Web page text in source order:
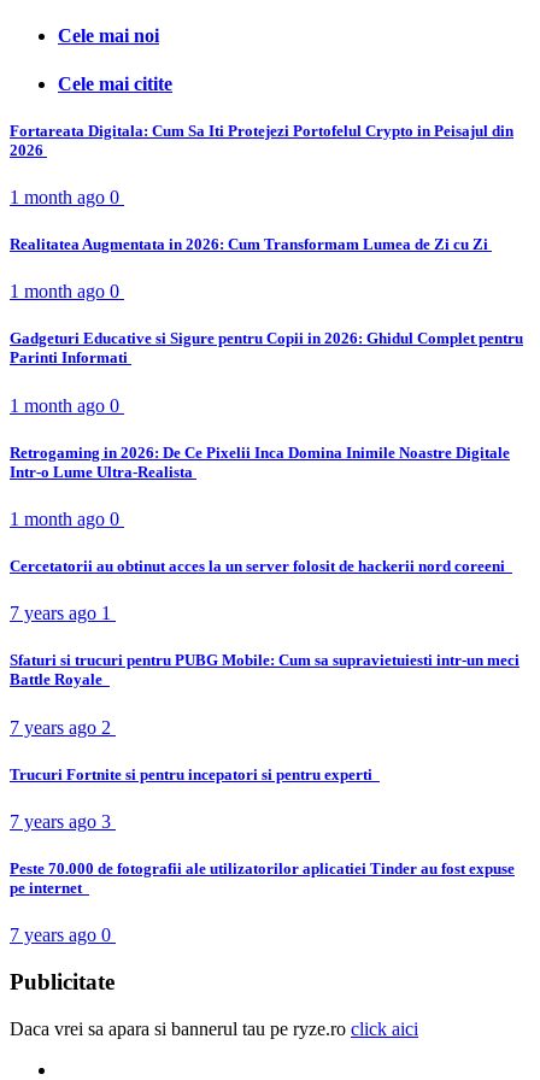
Cele mai noi
Cele mai citite
Fortareata Digitala: Cum Sa Iti Protejezi Portofelul Crypto in Peisajul din
2026
1 month ago 0
Realitatea Augmentata in 2026: Cum Transformam Lumea de Zi cu Zi
1 month ago 0
Gadgeturi Educative si Sigure pentru Copii in 2026: Ghidul Complet pentru
Parinti Informati
1 month ago 0
Retrogaming in 2026: De Ce Pixelii Inca Domina Inimile Noastre Digitale
Intr-o Lume Ultra-Realista
1 month ago 0
Cercetatorii au obtinut acces la un server folosit de hackerii nord coreeni
7 years ago 1
Sfaturi si trucuri pentru PUBG Mobile: Cum sa supravietuiesti intr-un meci
Battle Royale
7 years ago 2
Trucuri Fortnite si pentru incepatori si pentru experti
7 years ago 3
Peste 70.000 de fotografii ale utilizatorilor aplicatiei Tinder au fost expuse
pe internet
7 years ago 0
Publicitate
Daca vrei sa apara si bannerul tau pe ryze.ro click aici